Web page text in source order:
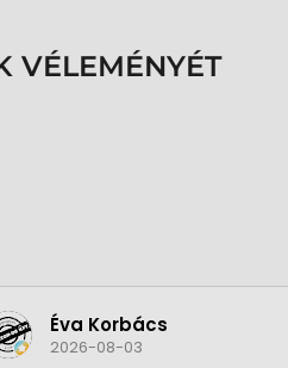
VÉLEMÉNYÉT
Éva Korbács
2026-08-03